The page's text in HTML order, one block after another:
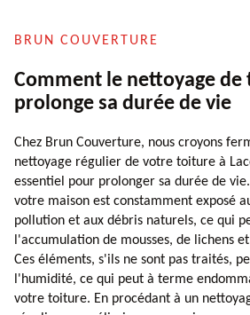
BRUN COUVERTURE
Comment le nettoyage de
prolonge sa durée de vie
Chez Brun Couverture, nous croyons
nettoyage régulier de votre toiture à
essentiel pour prolonger sa durée de
votre maison est constamment exposé
pollution et aux débris naturels, ce qui
l'accumulation de mousses, de lichens
Ces éléments, s'ils ne sont pas traités,
l'humidité, ce qui peut à terme
votre toiture. En procédant à un